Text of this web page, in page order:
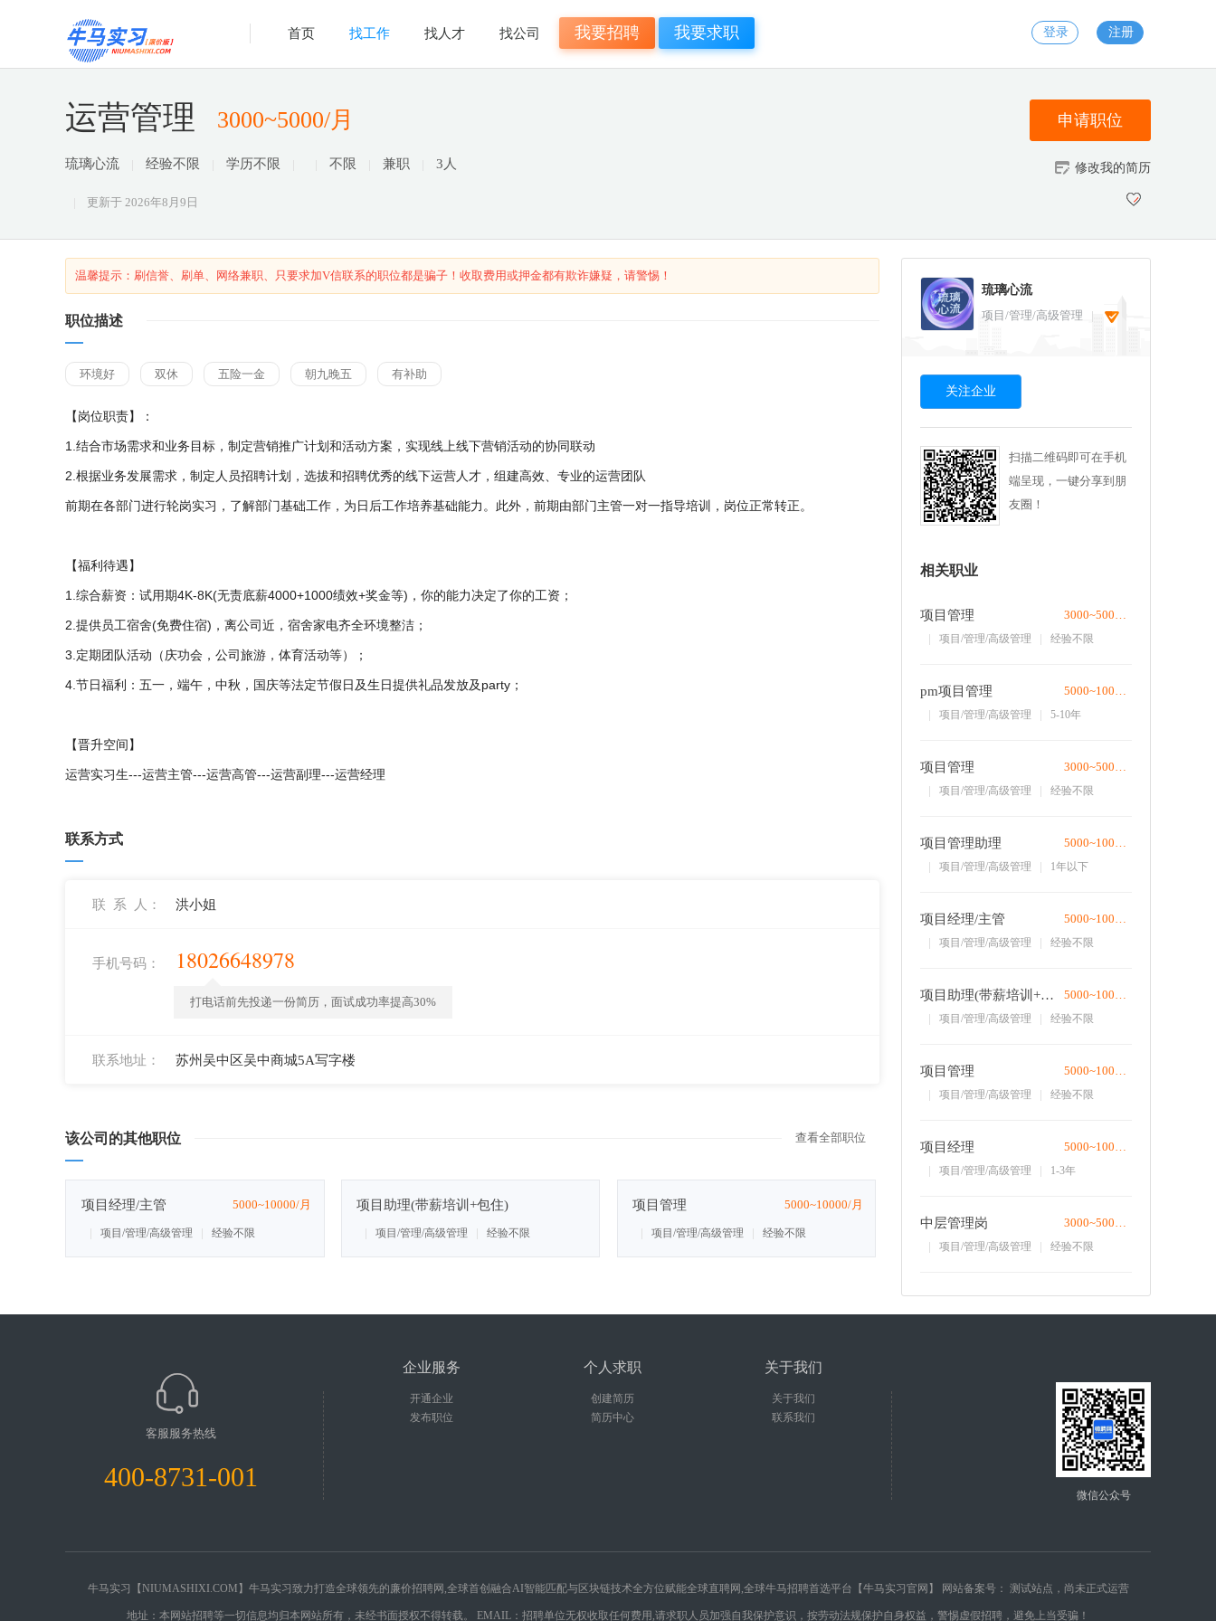
首页 找工作 找人才 找公司 我要招聘 我要求职 登录 注册
运营管理 3000~5000/月
琉璃心流 经验不限 学历不限 不限 兼职 3人
更新于 2026年8月9日
申请职位
修改我的简历
温馨提示：刷信誉、刷单、网络兼职、只要求加V信联系的职位都是骗子！收取费用或押金都有欺诈嫌疑，请警惕！
职位描述
环境好 双休 五险一金 朝九晚五 有补助
【岗位职责】：
1.结合市场需求和业务目标，制定营销推广计划和活动方案，实现线上线下营销活动的协同联动
2.根据业务发展需求，制定人员招聘计划，选拔和招聘优秀的线下运营人才，组建高效、专业的运营团队
前期在各部门进行轮岗实习，了解部门基础工作，为日后工作培养基础能力。此外，前期由部门主管一对一指导培训，岗位正常转正。
【福利待遇】
1.综合薪资：试用期4K-8K(无责底薪4000+1000绩效+奖金等)，你的能力决定了你的工资；
2.提供员工宿舍(免费住宿)，离公司近，宿舍家电齐全环境整洁；
3.定期团队活动（庆功会，公司旅游，体育活动等）；
4.节日福利：五一，端午，中秋，国庆等法定节假日及生日提供礼品发放及party；
【晋升空间】
运营实习生---运营主管---运营高管---运营副理---运营经理
联系方式
联 系 人： 洪小姐
手机号码： 18026648978
打电话前先投递一份简历，面试成功率提高30%
联系地址： 苏州吴中区吴中商城5A写字楼
该公司的其他职位 查看全部职位
项目经理/主管 5000~10000/月
项目/管理/高级管理 经验不限
项目助理(带薪培训+包住)
5000~10000/月
项目/管理/高级管理 经验不限
项目管理 5000~10000/月
项目/管理/高级管理 经验不限
琉璃心流
项目/管理/高级管理
关注企业
扫描二维码即可在手机
端呈现，一键分享到朋
友圈！
相关职业
项目管理 3000~5000/月
项目/管理/高级管理 经验不限
pm项目管理 5000~10000/月
项目/管理/高级管理 5-10年
项目管理 3000~5000/月
项目/管理/高级管理 经验不限
项目管理助理 5000~10000/月
项目/管理/高级管理 1年以下
项目经理/主管 5000~10000/月
项目/管理/高级管理 经验不限
项目助理(带薪培训+包住) 5000~10000/月
项目/管理/高级管理 经验不限
项目管理 5000~10000/月
项目/管理/高级管理 经验不限
项目经理 5000~10000/月
项目/管理/高级管理 1-3年
中层管理岗 3000~5000/月
项目/管理/高级管理 经验不限
客服服务热线
400-8731-001
企业服务
开通企业
发布职位
个人求职
创建简历
简历中心
关于我们
关于我们
联系我们
微信公众号
牛马实习【NIUMASHIXI.COM】牛马实习致力打造全球领先的廉价招聘网,全球首创融合AI智能匹配与区块链技术全方位赋能全球直聘网,全球牛马招聘首选平台【牛马实习官网】 网站备案号： 测试站点，尚未正式运营
地址：本网站招聘等一切信息均归本网站所有，未经书面授权不得转载。 EMAIL：招聘单位无权收取任何费用,请求职人员加强自我保护意识，按劳动法规保护自身权益，警惕虚假招聘，避免上当受骗！